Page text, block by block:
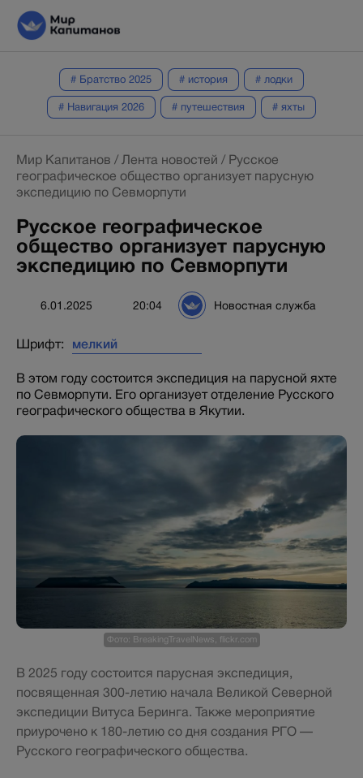
# Братство 2025 # история # лодки
# Навигация 2026 # путешествия # яхты
Мир Капитанов / Лента новостей / Русское
географическое общество организует парусную
экспедицию по Севморпути
Русское географическое
общество организует парусную
экспедицию по Севморпути
6.01.2025 20:04 Новостная служба
Шрифт:
В этом году состоится экспедиция на парусной яхте
по Севморпути. Его организует отделение Русского
географического общества в Якутии.
Фото: BreakingTravelNews, flickr.com
В 2025 году состоится парусная экспедиция,
посвященная 300-летию начала Великой Северной
экспедиции Витуса Беринга. Также мероприятие
приурочено к 180-летию со дня создания РГО —
Русского географического общества.